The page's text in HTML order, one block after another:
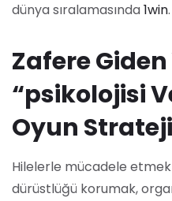
dünya sıralamasında1win.
Zafere Giden
“psikolojisi
Oyun
Hilelerle mücadele
dürüstlüğü korumak,